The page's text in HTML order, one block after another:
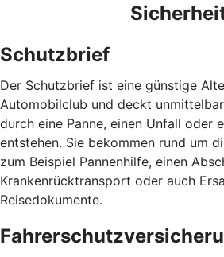
Schutzbrief
Der Schutzbrief ist eine günstige
Automobilclub und deckt
durch eine Panne, einen Unfall oder
entstehen. Sie bekommen rund um
zum Beispiel Pannenhilfe, einen
Krankenrücktransport oder auch
Reisedokumente.